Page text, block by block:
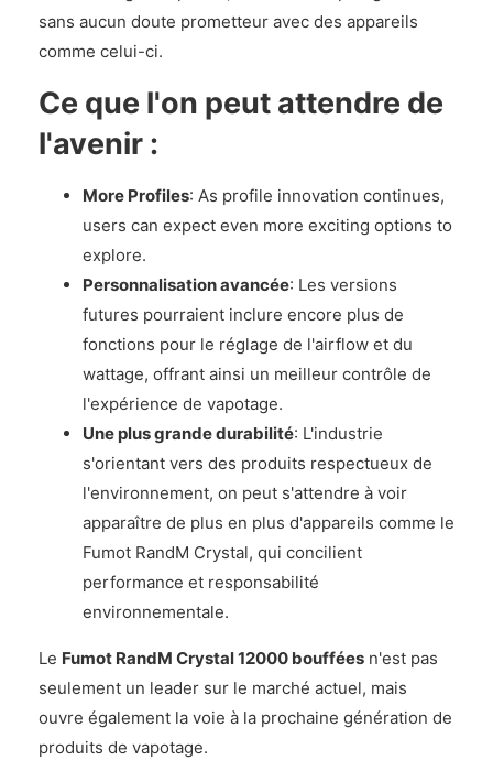
sans aucun doute prometteur avec des appareils
comme celui-ci.
Ce que l'on peut attendre de
l'avenir :
More Profiles: As profile innovation continues,
users can expect even more exciting options to
explore.
Personnalisation avancée: Les versions
futures pourraient inclure encore plus de
fonctions pour le réglage de l'airflow et du
wattage, offrant ainsi un meilleur contrôle de
l'expérience de vapotage.
Une plus grande durabilité: L'industrie
s'orientant vers des produits respectueux de
l'environnement, on peut s'attendre à voir
apparaître de plus en plus d'appareils comme le
Fumot RandM Crystal, qui concilient
performance et responsabilité
environnementale.
Le Fumot RandM Crystal 12000 bouffées n'est pas
seulement un leader sur le marché actuel, mais
ouvre également la voie à la prochaine génération de
produits de vapotage.